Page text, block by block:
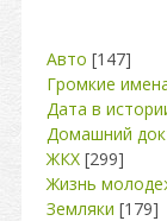
Авто [147]
Громкие
Дата в
Домашний
ЖКХ [299]
Жизнь
Земляки [179]